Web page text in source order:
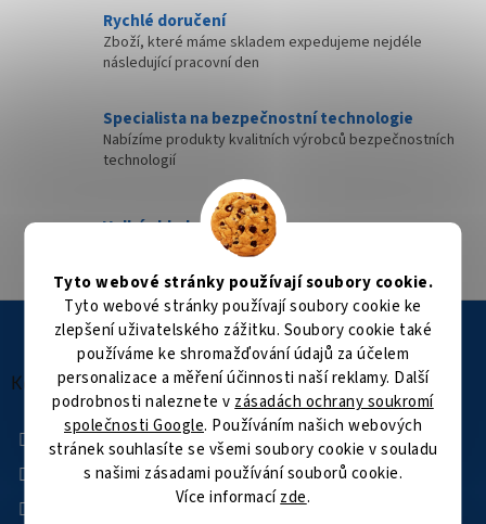
Tyto webové stránky používají soubory cookie.
Tyto webové stránky používají soubory cookie ke
zlepšení uživatelského zážitku. Soubory cookie také
používáme ke shromažďování údajů za účelem
personalizace a měření účinnosti naší reklamy. Další
podrobnosti naleznete v zásadách ochrany soukromí
společnosti Google. Používáním našich webových
stránek souhlasíte se všemi soubory cookie v souladu
s našimi zásadami používání souborů cookie.
Více informacízde.
Rychlé doručení
Zboží, které máme skladem expedujeme nejdéle
následující pracovní den
Specialista na bezpečnostní technologie
Nabízíme produkty kvalitních výrobců bezpečnostních
technologií
Velké skladové zásoby
Přes 35 000 položek skladem
Kontakt
+420 601 505 003
Facebook